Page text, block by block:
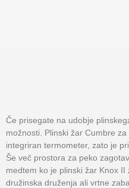
Če prisegate na udobje
možnosti. Plinski žar Cumbre
integriran termometer, zato je
Še več prostora za peko
medtem ko je plinski žar Knox
družinska druženja ali vrtne